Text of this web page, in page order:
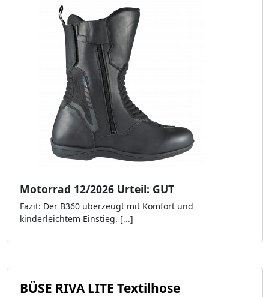
Motorrad 12/2026 Urteil: GUT
Fazit: Der B360 überzeugt mit Komfort und
kinderleichtem Einstieg. [...]
BÜSE RIVA LITE Textilhose